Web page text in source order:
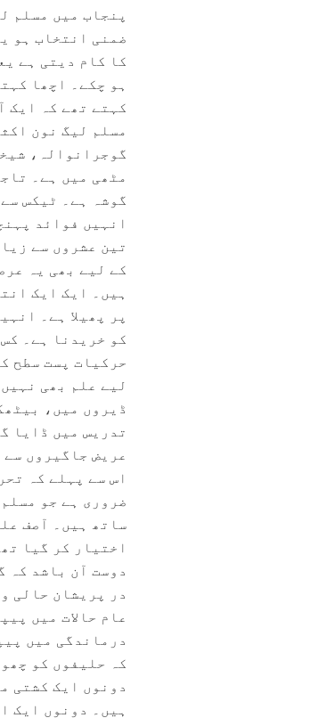
پنجاب میں مسلم
ضمنی انتخاب ہو
کا کام دیتی ہے
ہو چکے۔ اچھا
کہتے تھے کہ ایک
مسلم لیگ نون
گوجرانوالہ،
مٹھی میں ہے۔
گوشہ ہے۔ ٹیکس
انہیں فوائد
تین عشروں سے
کے لیے بھی یہ
ہیں۔ ایک ایک
پر پھیلا ہے۔
کو خریدنا ہے۔
حرکیات پست سطح
لیے علم بھی
ڈیروں میں،
تدریس میں ڈایا
عریض جاگیروں سے
اس سے پہلے کہ
ضروری ہے جو
ساتھ ہیں۔ آصف
اختیار کر گیا
دوست آن باشد کہ
در پریشان حالی
عام حالات میں
درماندگی میں
کہ حلیفوں کو
دونوں ایک کشتی
ہیں۔ دونوں ایک